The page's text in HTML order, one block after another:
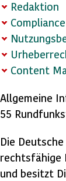
Redaktion
Content
Allgemeine
55
Die
rechtsfähige
und besitzt